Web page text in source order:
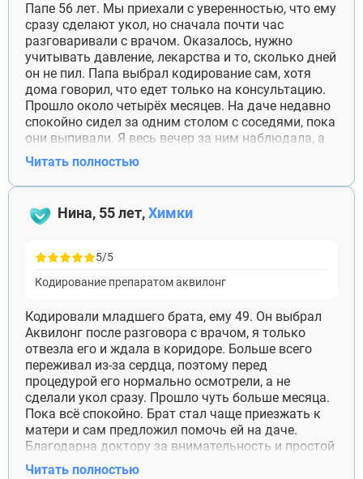
Папе 56 лет. Мы приехали с уверенностью, что ему
сразу сделают укол, но сначала почти час
разговаривали с врачом. Оказалось, нужно
учитывать давление, лекарства и то, сколько дней
он не пил. Папа выбрал кодирование сам, хотя
дома говорил, что едет только на консультацию.
Прошло около четырёх месяцев. На даче недавно
спокойно сидел за одним столом с соседями, пока
они выпивали. Я весь вечер за ним наблюдала, а
он потом сказал: «Хватит меня караулить».
Спасибо врачу, который отдельно объяснил мне,
что постоянный контроль только портит
Читать полностью
Нина, 55 лет,Химки
5/5
Кодирование препаратом аквилонг
Кодировали младшего брата, ему 49. Он выбрал
Аквилонг после разговора с врачом, я только
отвезла его и ждала в коридоре. Больше всего
переживал из-за сердца, поэтому перед
процедурой его нормально осмотрели, а не
сделали укол сразу. Прошло чуть больше месяца.
Пока всё спокойно. Брат стал чаще приезжать к
матери и сам предложил помочь ей на даче.
Благодарна доктору за внимательность и простой
разговор без запугивания.
Читать полностью